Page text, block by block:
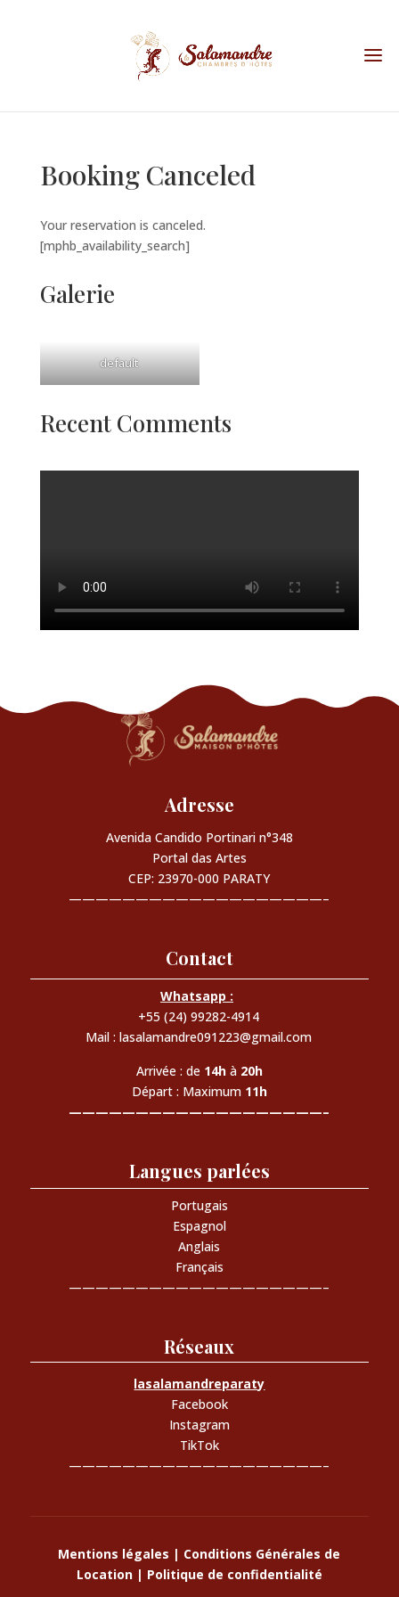
Booking Canceled
Your reservation is canceled.
[mphb_availability_search]
Galerie
default
Recent Comments
Adresse
Avenida Candido Portinari n°348
Portal das Artes
CEP: 23970-000 PARATY
———————————————————–
Contact
Whatsapp :
+55 (24) 99282-4914
Mail : lasalamandre091223@gmail.com
Arrivée : de 14h à20h
Départ : Maximum 11h
———————————————————–
Langues parlées
Portugais
Espagnol
Anglais
Français
———————————————————–
Réseaux
lasalamandreparaty
Facebook
Instagram
TikTok
———————————————————–
Mentions légales | Conditions Générales de
Location| Politique de confidentialité